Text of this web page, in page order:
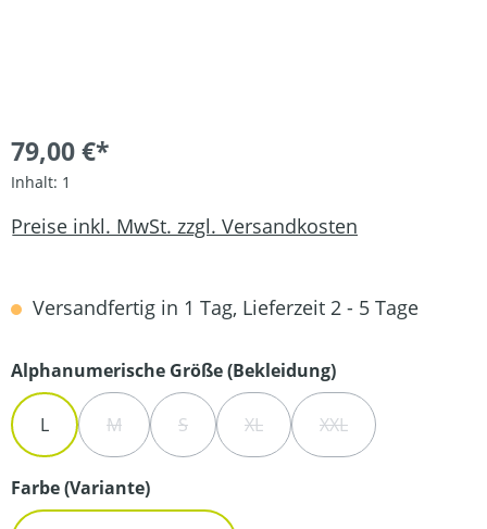
79,00 €*
Inhalt: 1
Preise inkl. MwSt. zzgl. Versandkosten
Versandfertig in 1 Tag, Lieferzeit 2 - 5 Tage
Alphanumerische Größe (Bekleidung)auswählen
L M(DIESE OPTION IST ZURZEIT NICHT VERFÜGBAR.)
S(DIESE OPTION IST ZURZEIT NICHT
XL(DIESE OPTION IST ZURZEIT
XXL(DIESE OPTION IST
Farbe (Variante)auswählen